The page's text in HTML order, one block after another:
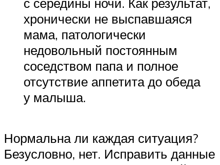
хронически не выспавшаяся
мама, патологически
недовольный постоянным
соседством папа и полное
отсутствие аппетита до обеда
у малыша.
Нормальна ли каждая ситуация?
Безусловно, нет. Исправить данные